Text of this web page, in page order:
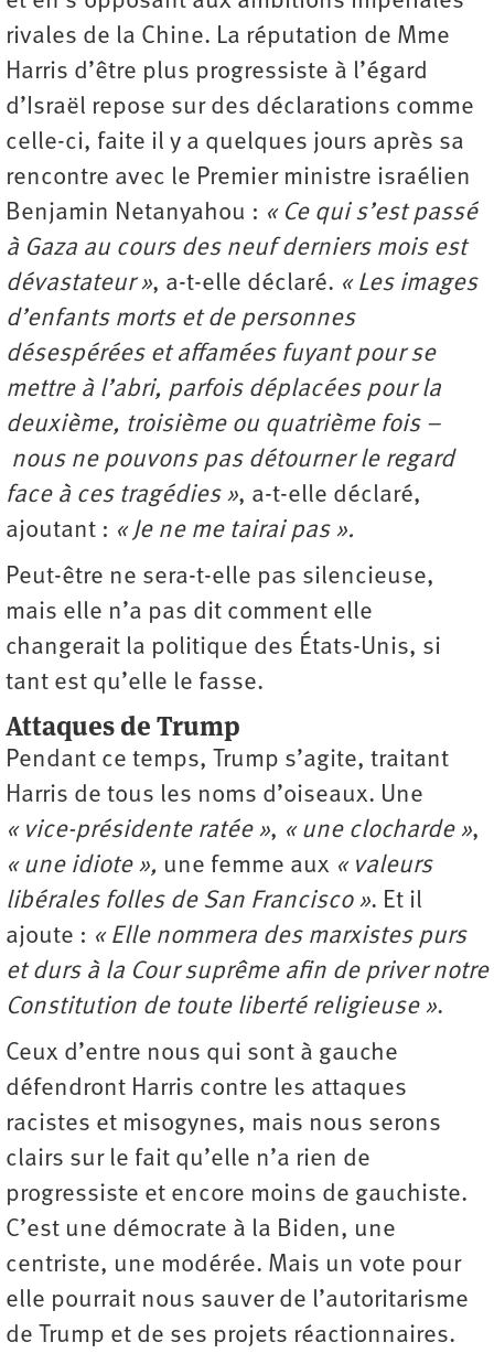
rivales de la Chine. La réputation de Mme
Harris d’être plus progressiste à l’égard
d’Israël repose sur des déclarations comme
celle-ci, faite il y a quelques jours après sa
rencontre avec le Premier ministre israélien
Benjamin Netanyahou : « Ce qui s’est passé
à Gaza au cours des neuf derniers mois est
dévastateur », a-t-elle déclaré. « Les images
d’enfants morts et de personnes
désespérées et affamées fuyant pour se
mettre à l’abri, parfois déplacées pour la
deuxième, troisième ou quatrième fois –
nous ne pouvons pas détourner le regard
face à ces tragédies », a-t-elle déclaré,
ajoutant : « Je ne me tairai pas ».
Peut-être ne sera-t-elle pas silencieuse,
mais elle n’a pas dit comment elle
changerait la politique des États-Unis, si
tant est qu’elle le fasse.
Attaques de Trump
Pendant ce temps, Trump s’agite, traitant
Harris de tous les noms d’oiseaux. Une
« vice-présidente ratée », « une clocharde »,
« une idiote », une femme aux « valeurs
libérales folles de San Francisco ». Et il
ajoute : « Elle nommera des marxistes purs
et durs à la Cour suprême afin de priver notre
Constitution de toute liberté religieuse ».
Ceux d’entre nous qui sont à gauche
défendront Harris contre les attaques
racistes et misogynes, mais nous serons
clairs sur le fait qu’elle n’a rien de
progressiste et encore moins de gauchiste.
C’est une démocrate à la Biden, une
centriste, une modérée. Mais un vote pour
elle pourrait nous sauver de l’autoritarisme
de Trump et de ses projets réactionnaires.